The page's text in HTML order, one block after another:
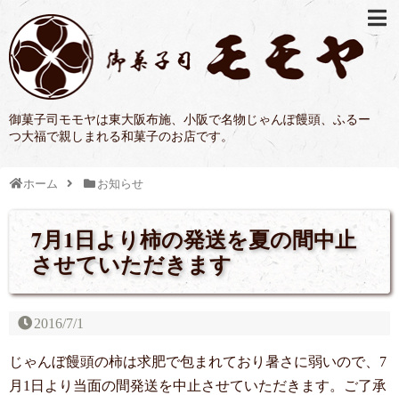
御菓子司モモヤは東大阪布施、小阪で名物じゃんぽ饅頭、ふるー
つ大福で親しまれる和菓子のお店です。
ホーム お知らせ
7月1日より柿の発送を夏の間中止
させていただきます
2016/7/1
じゃんぼ饅頭の柿は求肥で包まれており暑さに弱いので、7
月1日より当面の間発送を中止させていただきます。ご了承